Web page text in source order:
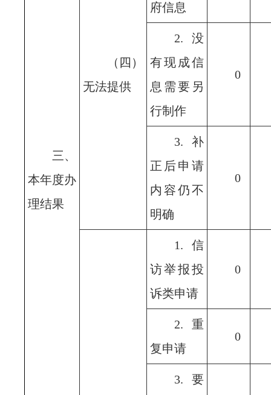
三、
本年度办
理结果
（四）
无法提供
府信息
2.没
有现成信
息需要另
行制作
0
3.补
正后申请
内容仍不
明确
0
1.信
访举报投
诉类申请
0
2.重
复申请
0
3.要